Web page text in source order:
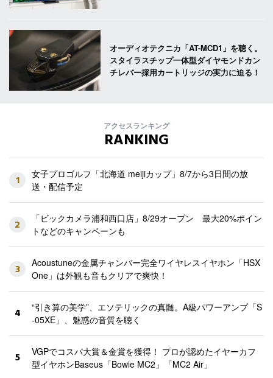
オーディオテクニカ「AT-MCD1」を聴く。
スタイラスチップ一体型ダイヤモンドカン
チレバー採用カートリッジの実力に迫る！
アクセスランキング
RANKING
1
女子プロゴルフ「北海道 meijiカップ」8/7から3日間の放
送・配信予定
2
「ビックカメラ浦和西口店」8/29オープン 最大20%ポイン
トなどのキャンペーンも
3
Acoustuneの金属チャンバー完全ワイヤレスイヤホン「HSX
One」は外観も音もクリアで爽快！
4
“引き算の美学”、エソテリックの真髄。A級パワーアンプ「S
-05XE」、魅惑の音質を聴く
5
VGPでコスパ大賞＆金賞を獲得！ プロが認めたイヤーカフ
型イヤホンBaseus「Bowie MC2」「MC2 Air」